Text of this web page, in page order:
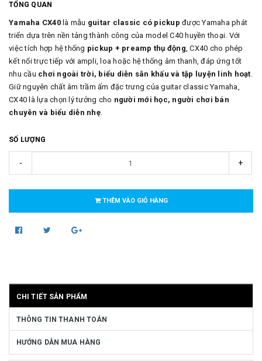
TỔNG QUAN
Yamaha CX40là mẫu guitar classic có pickup được Yamaha phát
triển dựa trên nền tảng thành công của model C40 huyền thoại. Với
việc tích hợp hệ thống pickup + preamp thụ động, CX40 cho phép
kết nối trực tiếp với ampli, loa hoặc hệ thống âm thanh, đáp ứng tốt
nhu cầu chơi ngoài trời, biểu diễn sân khấu và tập luyện linh hoạt.
Giữ nguyên chất âm trầm ấm đặc trưng của guitar classic Yamaha,
CX40 là lựa chọn lý tưởng cho người mới học, người chơi bán
chuyên và biểu diễn nhẹ.
SỐ LƯỢNG
- +
THÊM VÀO GIỎ HÀNG
CHI TIẾT SẢN PHẨM
THÔNG TIN THANH TOÁN
HƯỚNG DẪN MUA HÀNG